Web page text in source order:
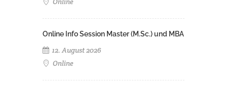
Online Info Session Master (M.Sc.) und MBA
12. August 2026
Online